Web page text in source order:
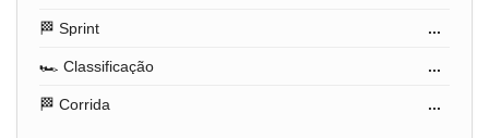
🏁 Sprint ...
🏎️ Classificação ...
🏁 Corrida ...